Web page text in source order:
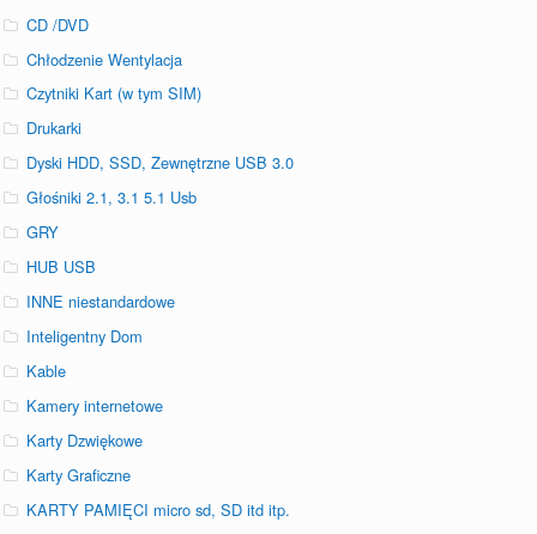
CD /DVD
Chłodzenie Wentylacja
Czytniki Kart (w tym SIM)
Drukarki
Dyski HDD, SSD, Zewnętrzne USB 3.0
Głośniki 2.1, 3.1 5.1 Usb
GRY
HUB USB
INNE niestandardowe
Inteligentny Dom
Kable
Kamery internetowe
Karty Dzwiękowe
Karty Graficzne
KARTY PAMIĘCI micro sd, SD itd itp.